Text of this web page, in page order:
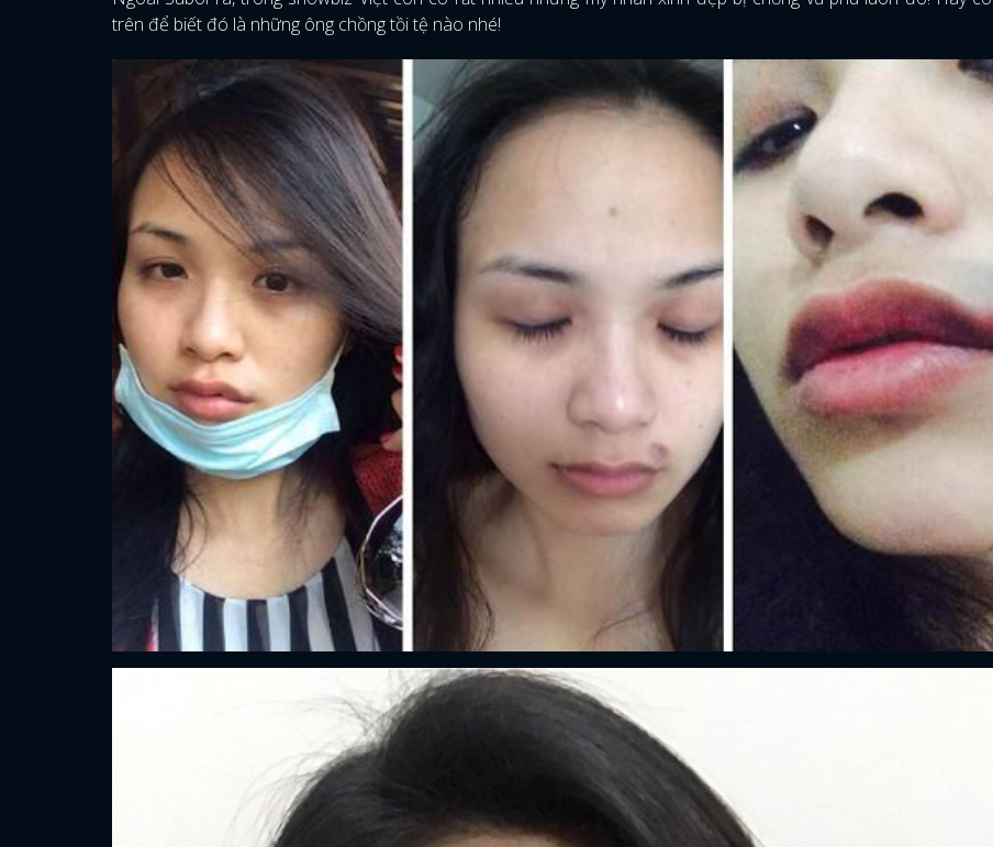
ĐĂNG NHẬP
GOOGLE
trên để biết đó là những ông chồng tồi tệ nào nhé!